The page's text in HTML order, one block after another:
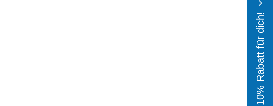
10% Rabatt für dich!